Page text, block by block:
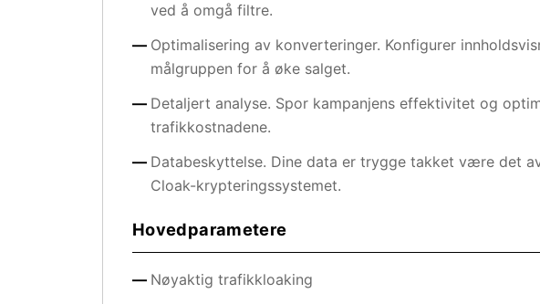
ved å omgå filtre.
Optimalisering av konverteringer. Konfigurer
målgruppen for å øke salget.
Detaljert analyse. Spor kampanjens effektivitet og
trafikkostnadene.
Databeskyttelse. Dine data er trygge takket være det
Cloak-krypteringssystemet.
Hovedparametere
Nøyaktig trafikkloaking